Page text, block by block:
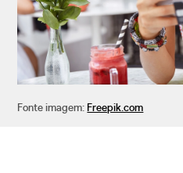
Fonte imagem: Freepik.com